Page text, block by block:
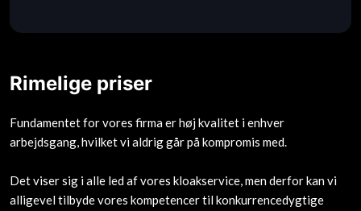
Rimelige priser
Fundamentet for vores firma er høj kvalitet i enhver
arbejdsgang, hvilket vi aldrig går på kompromis med.
Det viser sig i alle led af vores kloakservice, men derfor kan vi
alligevel tilbyde vores kompetencer til konkurrencedygtige